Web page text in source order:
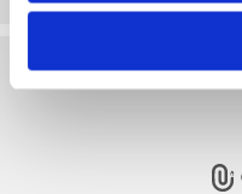
Impressum